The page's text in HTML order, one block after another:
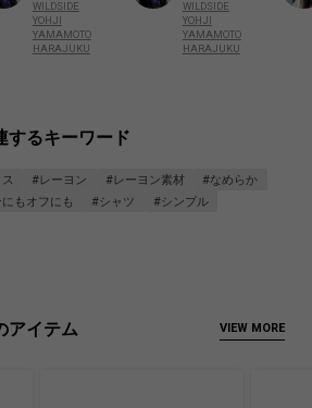
WILDSIDE
YOHJI
YAMAMOTO
HARAJUKU
WILDSIDE
YOHJI
YAMAMOTO
HARAJUKU
するキーワード
#レーヨン #レーヨン素材
#なめらか
もオフにも #シャツ
#シンプル
アイテム VIEW MORE